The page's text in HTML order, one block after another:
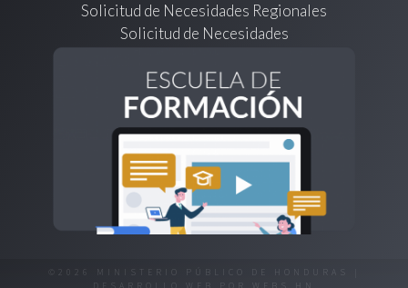
Solicitud de Necesidades Regionales
Solicitud de Necesidades
©2026 MINISTERIO PÚBLICO DE HONDURAS |